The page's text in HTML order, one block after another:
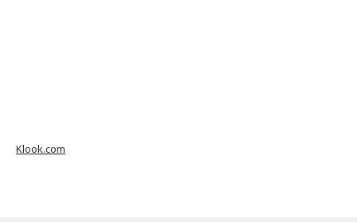
Klook.com